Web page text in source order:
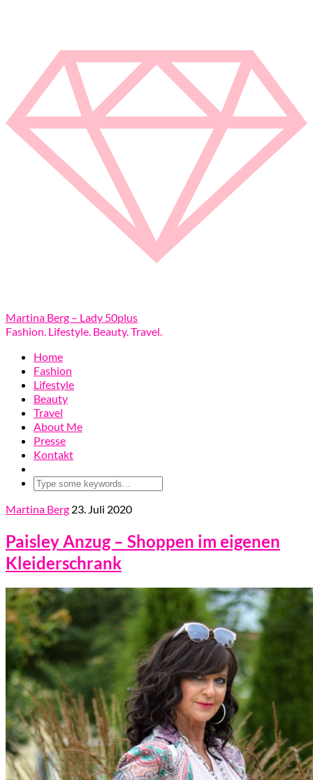
Martina Berg – Lady 50plus
Fashion. Lifestyle. Beauty. Travel.
Home
Fashion
Lifestyle
Beauty
Travel
About Me
Presse
Kontakt
Martina Berg 23. Juli 2020
Paisley Anzug – Shoppen im eigenen
Kleiderschrank